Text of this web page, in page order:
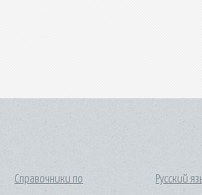
Справочники по
Русский